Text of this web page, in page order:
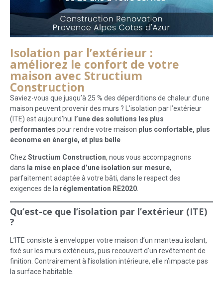
Isolation par l’extérieur :
améliorez le confort de votre
maison avec Structium
Construction
Saviez-vous que jusqu’à 25 % des déperditions de chaleur d’une
maison peuvent provenir des murs ? L’isolation par l’extérieur
(ITE) est aujourd’hui l’une des solutions les plus
performantes pour rendre votre maison plus confortable, plus
économe en énergie, et plus belle
Chez Structium Construction, nous vous accompagnons
dans la mise en place d’une isolation sur mesure,
parfaitement adaptée à votre bâti, dans le respect des
exigences de la réglementation RE2020.
Qu’est-ce que l’isolation par l’extérieur (ITE)
?
L’ITE consiste à envelopper votre maison d’un manteau isolant,
fixé sur les murs extérieurs, puis recouvert d’un revêtement de
finition. Contrairement à l’isolation intérieure, elle n’impacte pas
la surface habitable.